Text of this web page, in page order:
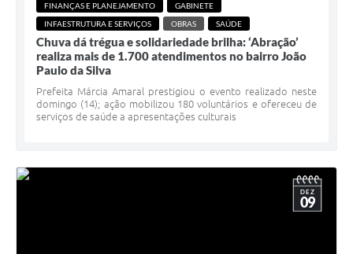
FINANÇAS E PLANEJAMENTO
GABINETE
INFAESTRUTURA E SERVIÇOS
OBRAS SAÚDE
Chuva dá trégua e solidariedade brilha: ‘Abração’
realiza mais de 1.700 atendimentos no bairro João
Paulo da Silva
Prefeita Márcia Amaral prestigiou o evento realizado neste
domingo (14); ação mobilizou 180 voluntários e ofereceu de
serviços de saúde a apresentações culturais
DEZ
09